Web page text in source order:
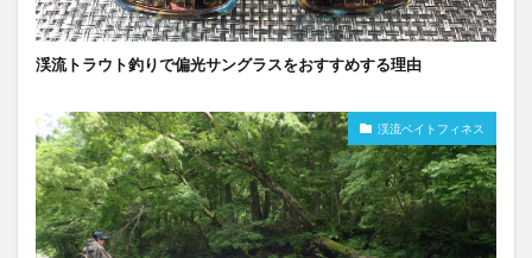
渓流トラウト釣りで偏光サングラスをおすすめする理由
渓流ベイトフィネス